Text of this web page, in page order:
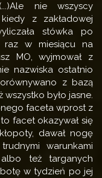
nie wszyscy
z zakładowej
stówka po
raz w miesiącu na
MO, wyjmował z
nazwiska ostatnio
z bazą
było jasne.
faceta wprost z
facet okazywał się
dawał nogę
warunkami
też targanych
w tydzień po jej